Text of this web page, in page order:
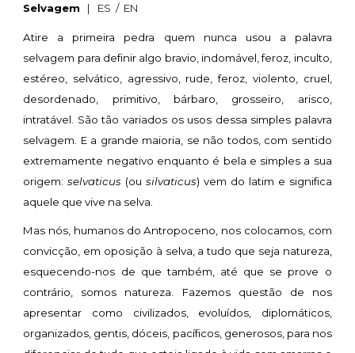
Selvagem | ES / EN
Atire a primeira pedra quem nunca usou a palavra
selvagem para definir algo bravio, indomável, feroz, inculto,
estéreo, selvático, agressivo, rude, feroz, violento, cruel,
desordenado, primitivo, bárbaro, grosseiro, arisco,
intratável. São tão variados os usos dessa simples palavra
selvagem. E a grande maioria, se não todos, com sentido
extremamente negativo enquanto é bela e simples a sua
origem:selvaticus (ousilvaticus) vem do latim e significa
aquele que vive na selva.
Mas nós, humanos do Antropoceno, nos colocamos, com
convicção, em oposição à selva, a tudo que seja natureza,
esquecendo-nos de que também, até que se prove o
contrário, somos natureza. Fazemos questão de nos
apresentar como civilizados, evoluídos, diplomáticos,
organizados, gentis, dóceis, pacíficos, generosos, para nos